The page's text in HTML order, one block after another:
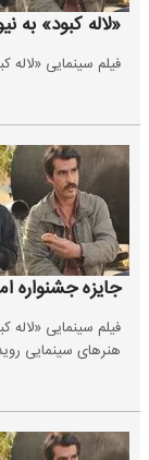
«لاله کبود» به
فیلم سینمایی «لاله
جایزه جشنواره
فیلم سینمایی «لاله
هنرهای سینمایی